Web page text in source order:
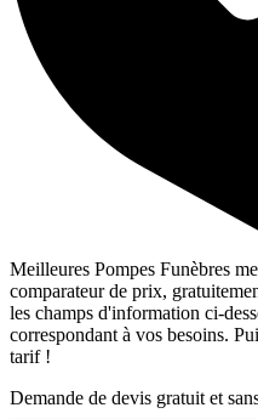
Meilleures Pompes Funèbres
comparateur de prix,
les champs d'information ci-
correspondant à vos besoins.
tarif !
Demande de devis gratuit et